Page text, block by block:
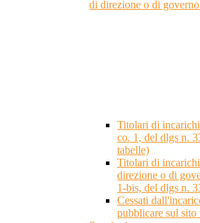
di direzione o di governo
Titolari di
co. 1, del dlgs n.
tabelle)
Titolari di
direzione o di
1-bis, del dlgs n.
Cessati
pubblicare sul sito